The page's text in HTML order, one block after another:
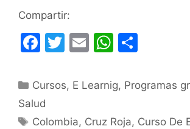
Compartir:
F
c
e
b
T
itt
E
ai
W
at
A
m
ar
Categorías
Cursos, E Learnig, Programas
Salud
Etiquetas
Colombia, Cruz Roja, Curso De